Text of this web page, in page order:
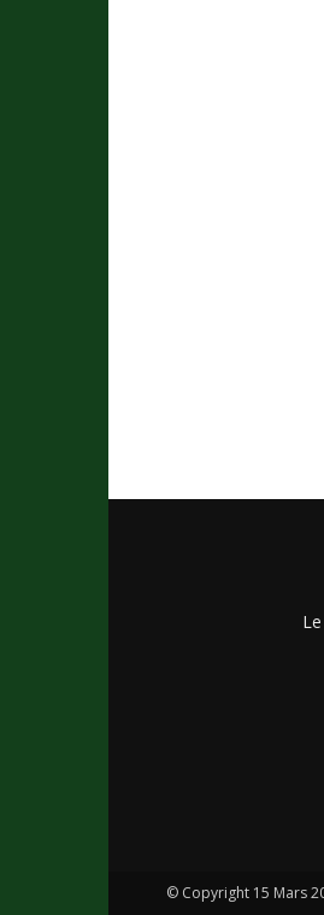
© Copyright 15 Mars